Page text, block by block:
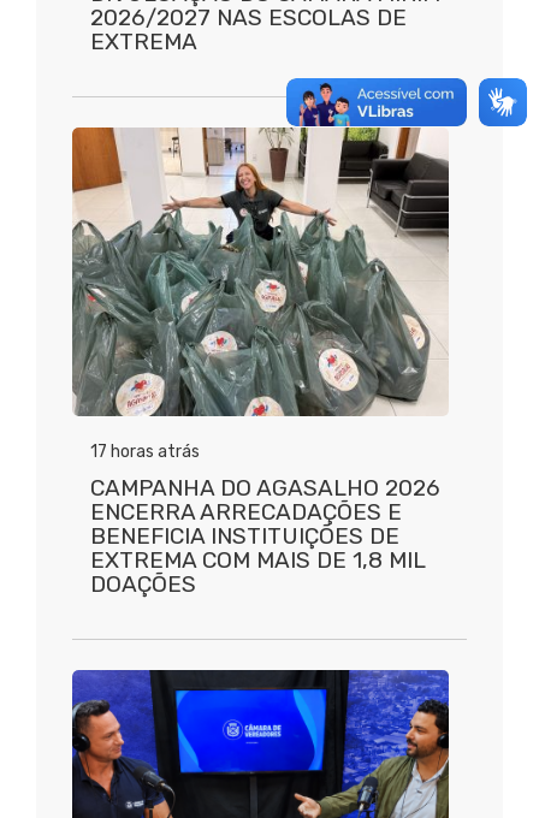
2026/2027 NAS ESCOLAS DE
EXTREMA
17 horas atrás
CAMPANHA DO AGASALHO 2026
ENCERRA ARRECADAÇÕES E
BENEFICIA INSTITUIÇÕES DE
EXTREMA COM MAIS DE 1,8 MIL
DOAÇÕES